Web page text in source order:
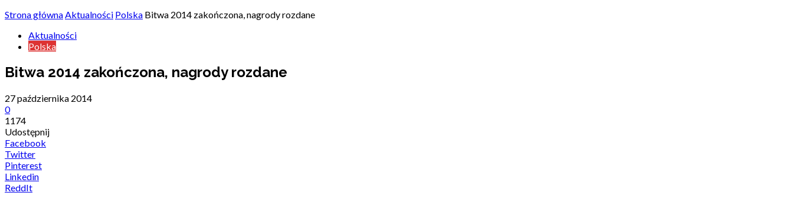
Strona głównaAktualności Polska Bitwa 2014 zakończona, nagrody rozdane
Aktualności
Polska
Bitwa 2014 zakończona, nagrody rozdane
27 października 2014
0
1174
Udostępnij
Facebook
Twitter
Pinterest
Linkedin
ReddIt